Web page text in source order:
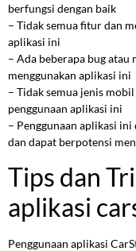
berfungsi dengan baik
– Tidak semua fitur dan
aplikasi ini
– Ada beberapa bug atau
menggunakan aplikasi ini
– Tidak semua jenis
penggunaan aplikasi ini
– Penggunaan aplikasi
dan dapat berpotensi
Tips dan
aplikasi
Penggunaan aplikasi